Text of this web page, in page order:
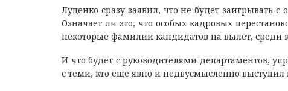
Луценко сразу заявил, что не будет заигрывать с
Означает ли это, что особых кадровых
некоторые фамилии кандидатов на вылет, среди
И что будет с руководителями департаментов,
с теми, кто еще явно и недвусмысленно